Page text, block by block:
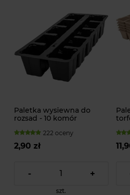
Paletka wysiewna do
rozsad - 10 komór
222 oceny
2,90 zł
- +
szt.